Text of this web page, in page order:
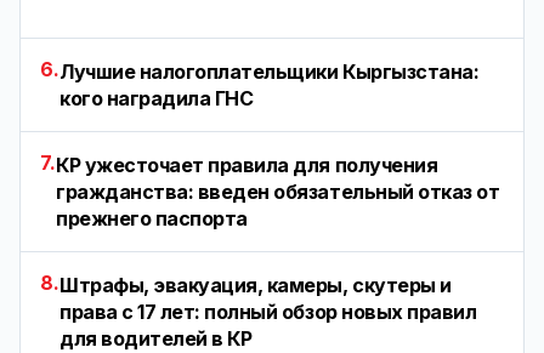
6.Лучшие налогоплательщики Кыргызстана:
кого наградила ГНС
7.КР ужесточает правила для получения
гражданства: введен обязательный отказ от
прежнего паспорта
8.Штрафы, эвакуация, камеры, скутеры и
права с 17 лет: полный обзор новых правил
для водителей в КР